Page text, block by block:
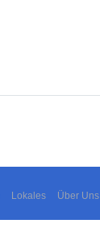
Lokales Über Uns